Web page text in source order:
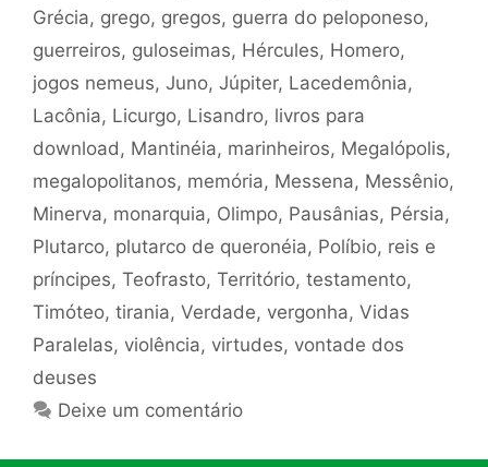
Grécia, grego, gregos, guerra do peloponeso,
guerreiros, guloseimas, Hércules, Homero,
jogos nemeus, Juno, Júpiter, Lacedemônia,
Lacônia, Licurgo, Lisandro, livros para
download , Mantinéia, marinheiros, Megalópolis,
megalopolitanos, memória, Messena, Messênio,
Minerva, monarquia, Olimpo, Pausânias, Pérsia,
Plutarco, plutarco de queronéia, Políbio, reis e
príncipes, Teofrasto, Território, testamento,
Timóteo, tirania, Verdade, vergonha, Vidas
Paralelas, violência, virtudes, vontade dos
deuses
Deixe um comentário